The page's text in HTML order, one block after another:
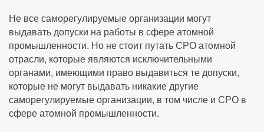
Не все саморегулируемые организации могут
выдавать допуски на работы в сфере атомной
промышленности. Но не стоит путать СРО атомной
отрасли, которые являются исключительными
органами, имеющими право выдавиться те допуски,
которые не могут выдавать никакие другие
саморегулируемые организации, в том числе и СРО в
сфере атомной промышленности.